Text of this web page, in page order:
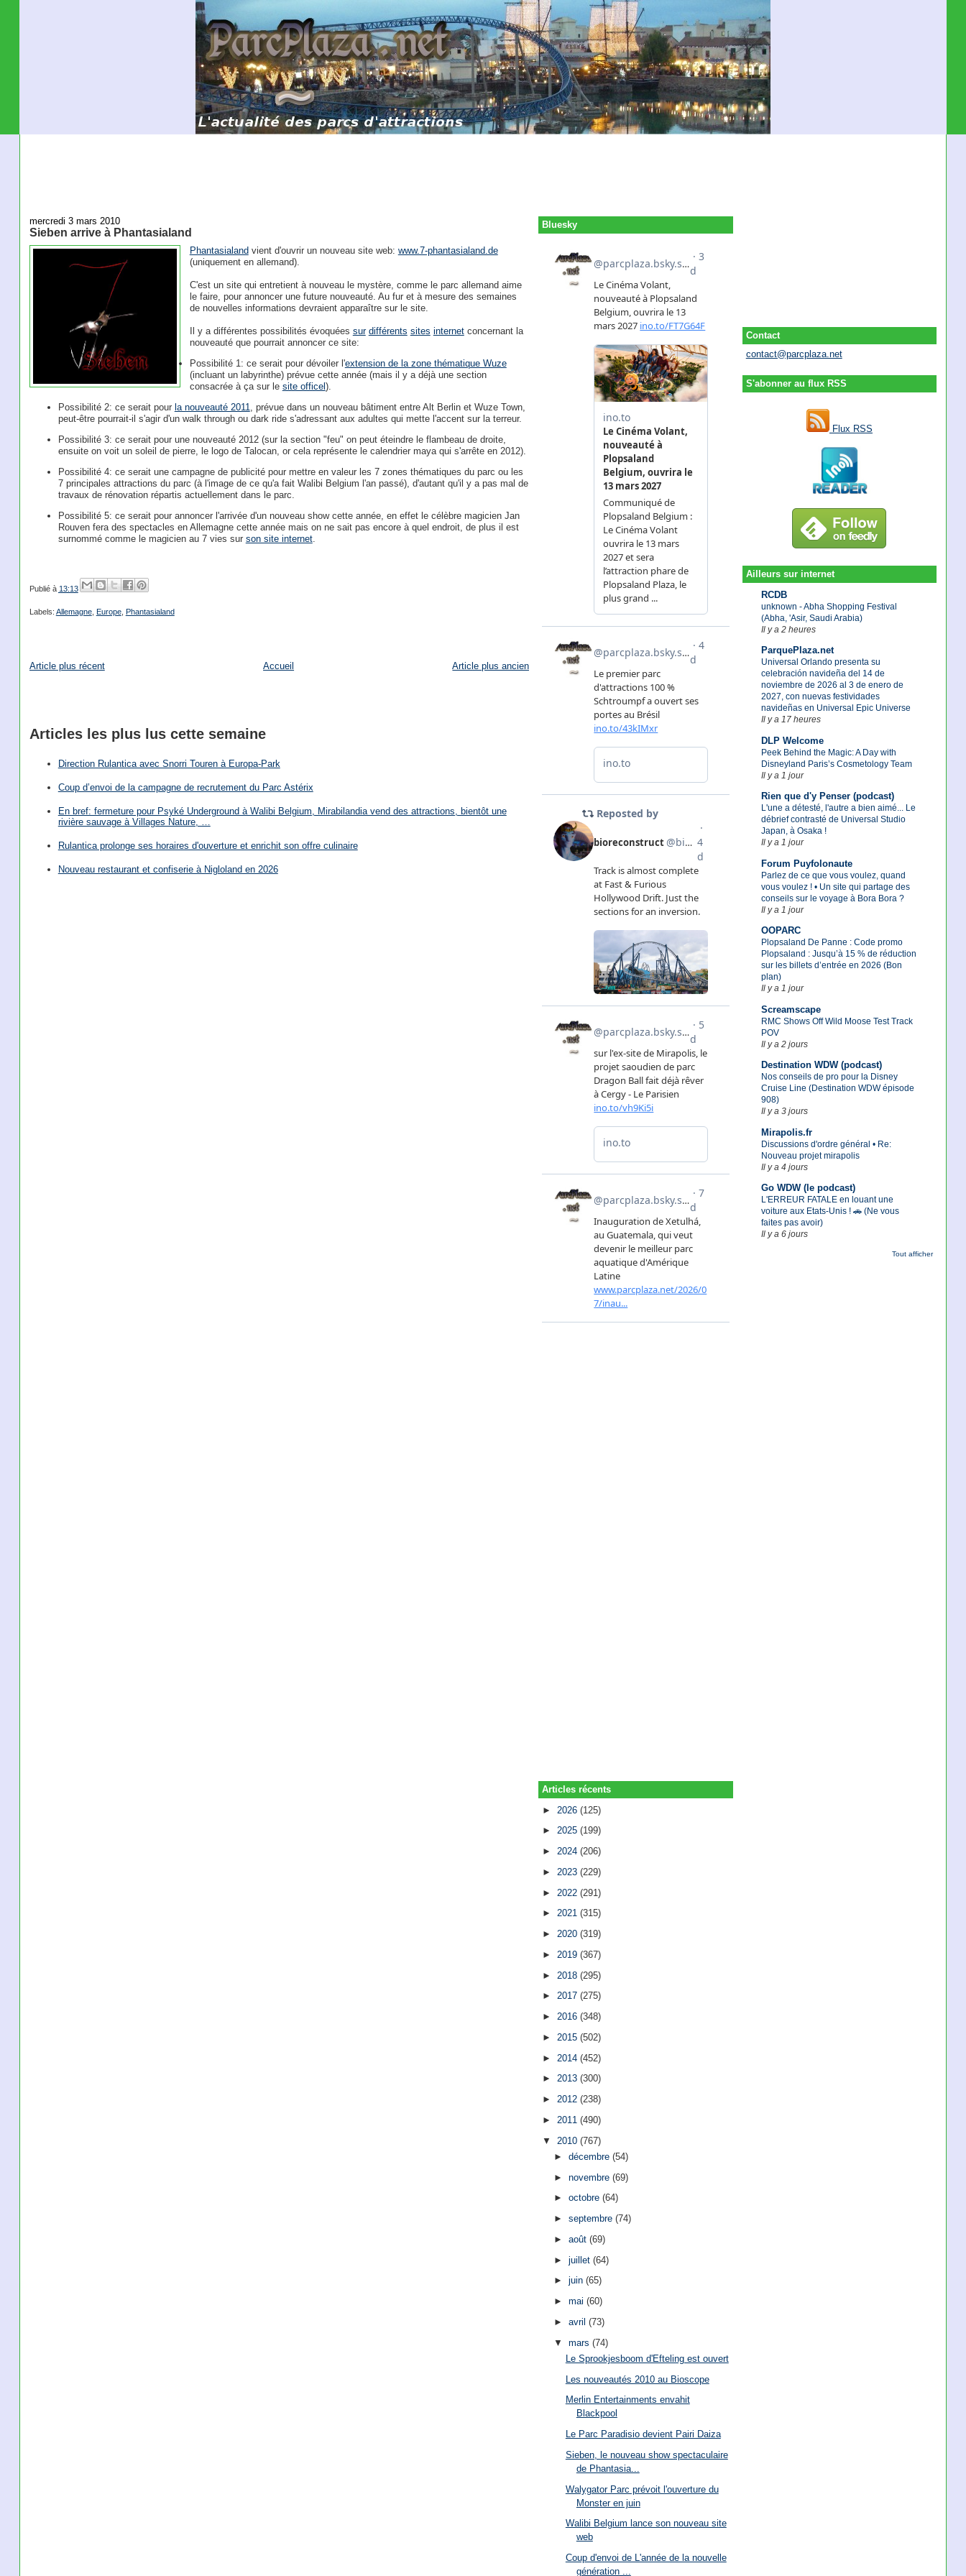
Contact
contact@parcplaza.net
S'abonner au flux RSS
Flux RSS
Ailleurs sur internet
RCDB
unknown - Abha Shopping Festival
(Abha, 'Asir, Saudi Arabia)
Il y a 2 heures
ParquePlaza.net
Universal Orlando presenta su
celebración navideña del 14 de
noviembre de 2026 al 3 de enero de
2027, con nuevas festividades
navideñas en Universal Epic Universe
Il y a 17 heures
DLP Welcome
Peek Behind the Magic: A Day with
Disneyland Paris’s Cosmetology Team
Il y a 1 jour
Rien que d'y Penser (podcast)
L'une a détesté, l'autre a bien aimé... Le
débrief contrasté de Universal Studio
Japan, à Osaka !
Il y a 1 jour
Forum Puyfolonaute
Parlez de ce que vous voulez, quand
vous voulez ! • Un site qui partage des
conseils sur le voyage à Bora Bora ?
Il y a 1 jour
OOPARC
Plopsaland De Panne : Code promo
Plopsaland : Jusqu’à 15 % de réduction
sur les billets d’entrée en 2026 (Bon
plan)
Il y a 1 jour
Screamscape
RMC Shows Off Wild Moose Test Track
POV
Il y a 2 jours
Destination WDW (podcast)
Nos conseils de pro pour la Disney
Cruise Line (Destination WDW épisode
908)
Il y a 3 jours
Mirapolis.fr
Discussions d'ordre général • Re:
Nouveau projet mirapolis
Il y a 4 jours
Go WDW (le podcast)
L'ERREUR FATALE en louant une
voiture aux Etats-Unis ! 🚗 (Ne vous
faites pas avoir)
Il y a 6 jours
Tout afficher
mercredi 3 mars 2010
Sieben arrive à Phantasialand
Phantasialand vient d'ouvrir un nouveau site web: www.7-phantasialand.de
(uniquement en allemand).
C'est un site qui entretient à nouveau le mystère, comme le parc allemand aime
le faire, pour annoncer une future nouveauté. Au fur et à mesure des semaines
de nouvelles informations devraient apparaître sur le site.
Il y a différentes possibilités évoquées sur différents sites internetconcernant la
nouveauté que pourrait annoncer ce site:
Possibilité 1: ce serait pour dévoiler l'extension de la zone thématique Wuze
(incluant un labyrinthe) prévue cette année (mais il y a déjà une section
consacrée à ça sur le site officel ).
Possibilité 2: ce serait pour la nouveauté 2011, prévue dans un nouveau bâtiment entre Alt Berlin et Wuze Town,
peut-être pourrait-il s'agir d'un walk through ou dark ride s'adressant aux adultes qui mette l'accent sur la terreur.
Possibilité 3: ce serait pour une nouveauté 2012 (sur la section "feu" on peut éteindre le flambeau de droite,
ensuite on voit un soleil de pierre, le logo de Talocan, or cela représente le calendrier maya qui s'arrête en 2012).
Possibilité 4: ce serait une campagne de publicité pour mettre en valeur les 7 zones thématiques du parc ou les
7 principales attractions du parc (à l'image de ce qu'a fait Walibi Belgium l'an passé), d'autant qu'il y a pas mal de
travaux de rénovation répartis actuellement dans le parc.
Possibilité 5: ce serait pour annoncer l'arrivée d'un nouveau show cette année, en effet le célèbre magicien Jan
Rouven fera des spectacles en Allemagne cette année mais on ne sait pas encore à quel endroit, de plus il est
surnommé comme le magicien au 7 vies sur son site internet.
Publié à 13:13
Labels: Allemagne, Europe, Phantasialand
Article plus récent Article plus ancien
Accueil
Articles les plus lus cette semaine
Direction Rulantica avec Snorri Touren à Europa-Park
Coup d’envoi de la campagne de recrutement du Parc Astérix
En bref: fermeture pour Psyké Underground à Walibi Belgium, Mirabilandia vend des attractions, bientôt une
rivière sauvage à Villages Nature, …
Rulantica prolonge ses horaires d'ouverture et enrichit son offre culinaire
Nouveau restaurant et confiserie à Nigloland en 2026
Bluesky
Articles récents
► 2026(125)
►2025(199)
►2024(206)
► 2023(229)
► 2022(291)
►2021(315)
►2020(319)
► 2019(367)
► 2018(295)
►2017(275)
►2016(348)
► 2015(502)
► 2014(452)
►2013(300)
►2012(238)
► 2011(490)
▼ 2010(767)
► décembre (54)
► novembre (69)
► octobre (64)
► septembre (74)
► août (69)
► juillet (64)
► juin (65)
► mai (60)
► avril (73)
▼ mars (74)
Le Sprookjesboom d'Efteling est ouvert
Les nouveautés 2010 au Bioscope
Merlin Entertainments envahit
Blackpool
Le Parc Paradisio devient Pairi Daiza
Sieben, le nouveau show spectaculaire
de Phantasia...
Walygator Parc prévoit l'ouverture du
Monster en juin
Walibi Belgium lance son nouveau site
web
Coup d'envoi de L'année de la nouvelle
génération ...